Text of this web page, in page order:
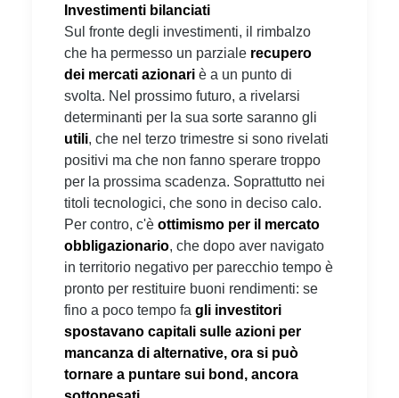
Investimenti bilanciati
Sul fronte degli investimenti, il rimbalzo
che ha permesso un parziale recupero
dei mercati azionari è a un punto di
svolta. Nel prossimo futuro, a rivelarsi
determinanti per la sua sorte saranno gli
utili, che nel terzo trimestre si sono rivelati
positivi ma che non fanno sperare troppo
per la prossima scadenza. Soprattutto nei
titoli tecnologici, che sono in deciso calo.
Per contro, c'è ottimismo per il mercato
obbligazionario, che dopo aver navigato
in territorio negativo per parecchio tempo è
pronto per restituire buoni rendimenti: se
fino a poco tempo fa gli investitori
spostavano capitali sulle azioni per
mancanza di alternative, ora si può
tornare a puntare sui bond, ancora